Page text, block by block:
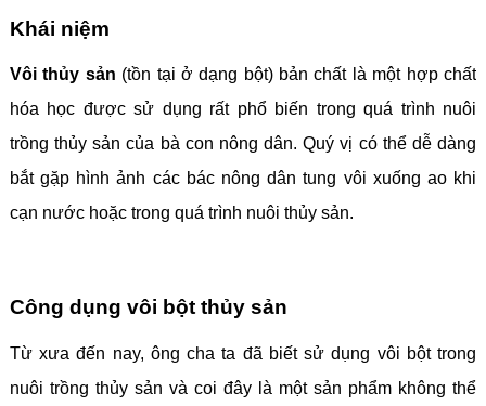
Khái niệm
Vôi thủy sản (tồn tại ở dạng bột) bản chất là một hợp chất
hóa học được sử dụng rất phổ biến trong quá trình nuôi
trồng thủy sản của bà con nông dân. Quý vị có thể dễ dàng
bắt gặp hình ảnh các bác nông dân tung vôi xuống ao khi
cạn nước hoặc trong quá trình nuôi thủy sản.
Công dụng vôi bột thủy sản
Từ xưa đến nay, ông cha ta đã biết sử dụng vôi bột trong
nuôi trồng thủy sản và coi đây là một sản phẩm không thể